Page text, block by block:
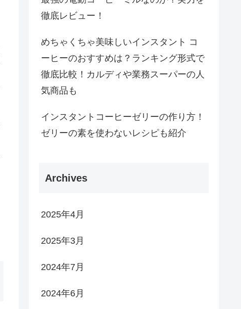
徹底レビュー！
めちゃくちゃ美味しいインスタント コ
ーヒーのおすすめは？ランキング形式で
徹底比較！カルディや業務スーパーの人
気商品も
インスタントコーヒーゼリーの作り方！
ゼリーの素を使わないレシピも紹介
Archives
2025年4月
2025年3月
2024年7月
2024年6月